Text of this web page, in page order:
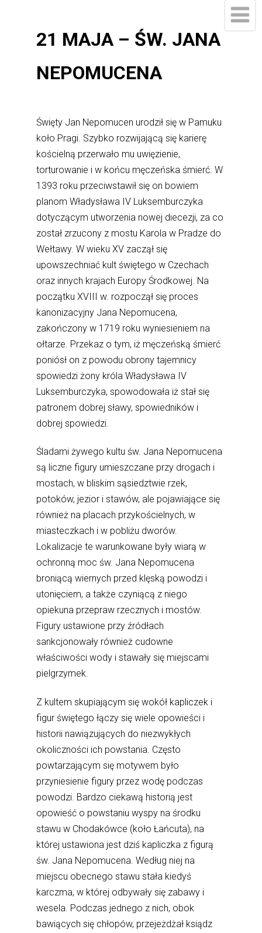
21 MAJA – ŚW. JANA
NEPOMUCENA
Święty Jan Nepomucen urodził się w Pamuku
koło Pragi. Szybko rozwijającą się karierę
kościelną przerwało mu uwięzienie,
torturowanie i w końcu męczeńska śmierć. W
1393 roku przeciwstawił się on bowiem
planom Władysława IV Luksemburczyka
dotyczącym utworzenia nowej diecezji, za co
został zrzucony z mostu Karola w Pradze do
Wełtawy. W wieku XV zaczął się
upowszechniać kult świętego w Czechach
oraz innych krajach Europy Środkowej. Na
początku XVIII w. rozpoczął się proces
kanonizacyjny Jana Nepomucena,
zakończony w 1719 roku wyniesieniem na
ołtarze. Przekaz o tym, iż męczeńską śmierć
poniósł on z powodu obrony tajemnicy
spowiedzi żony króla Władysława IV
Luksemburczyka, spowodowała iż stał się
patronem dobrej sławy, spowiedników i
dobrej spowiedzi.
Śladami żywego kultu św. Jana Nepomucena
są liczne figury umieszczane przy drogach i
mostach, w bliskim sąsiedztwie rzek,
potoków, jezior i stawów, ale pojawiające się
również na placach przykościelnych, w
miasteczkach i w pobliżu dworów.
Lokalizacje te warunkowane były wiarą w
ochronną moc św. Jana Nepomucena
broniącą wiernych przed klęską powodzi i
utonięciem, a także czyniącą z niego
opiekuna przepraw rzecznych i mostów.
Figury ustawione przy źródłach
sankcjonowały również cudowne
właściwości wody i stawały się miejscami
pielgrzymek.
Z kultem skupiającym się wokół kapliczek i
figur świętego łączy się wiele opowieści i
historii nawiązujących do niezwykłych
okoliczności ich powstania. Często
powtarzającym się motywem było
przyniesienie figury przez wodę podczas
powodzi. Bardzo ciekawą historią jest
opowieść o powstaniu wyspy na środku
stawu w Chodakówce (koło Łańcuta), na
której ustawiona jest dziś kapliczka z figurą
św. Jana Nepomucena. Według niej na
miejscu obecnego stawu stała kiedyś
karczma, w której odbywały się zabawy i
wesela. Podczas jednego z nich, obok
bawiących się chłopów, przejeżdżał ksiądz